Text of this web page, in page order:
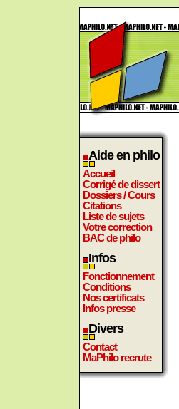
Aide en philo
Accueil
Corrigé de dissert
Dossiers / Cours
Citations
Liste de sujets
Votre correction
BAC de philo
Infos
Fonctionnement
Conditions
Nos certificats
Infos presse
Divers
Contact
MaPhilo recrute